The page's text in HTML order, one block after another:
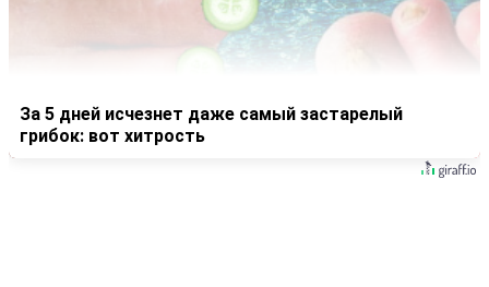
За 5 дней исчезнет даже самый застарелый
грибок: вот хитрость